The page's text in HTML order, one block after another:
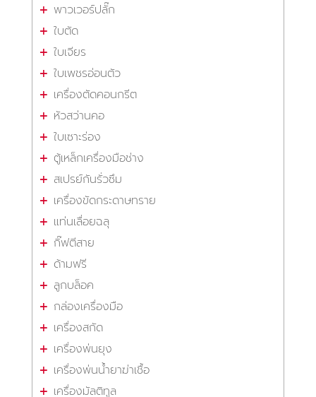
พาวเวอร์ปลั๊ก
ใบตัด
ใบเจียร
ใบเพชรอ่อนตัว
เครื่องตัดคอนกรีต
หัวสว่านคอ
ใบเซาะร่อง
ตู้เหล็กเครื่องมือช่าง
สเปรย์กันรั่วซึม
เครื่องขัดกระดาษทราย
แท่นเลื่อยฉลุ
กิ๊ฟตีสาย
ด้ามฟรี
ลูกบล็อค
กล่องเครื่องมือ
เครื่องสกัด
เครื่องพ่นยุง
เครื่องพ่นน้ำยาฆ่าเชื้อ
เครื่องมัลติทูล